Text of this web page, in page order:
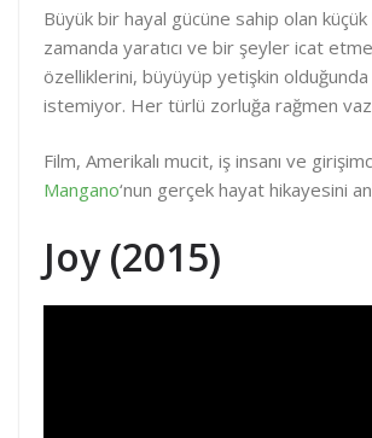
n
k
e
d
I
c
e
b
o
o
a
r
Büyük bir hayal gücüne sahip olan küçük
zamanda yaratıcı ve bir şeyler icat
özelliklerini, büyüyüp yetişkin olduğunda
istemiyor. Her türlü zorluğa rağmen
Film, Amerikalı mucit, iş insanı ve
Mangano‘nun gerçek hayat hikayesini
Joy (2015)